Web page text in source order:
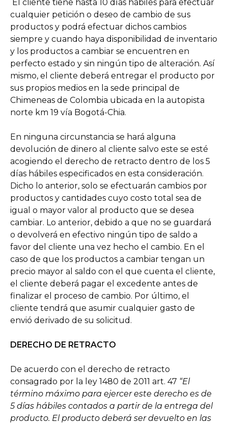
El cliente tiene hasta 10 días hábiles para efectuar
cualquier petición o deseo de cambio de sus
productos y podrá efectuar dichos cambios
siempre y cuando haya disponibilidad de inventario
y los productos a cambiar se encuentren en
perfecto estado y sin ningún tipo de alteración. Así
mismo, el cliente deberá entregar el producto por
sus propios medios en la sede principal de
Chimeneas de Colombia ubicada en la autopista
norte km 19 vía Bogotá-Chia.
En ninguna circunstancia se hará alguna
devolución de dinero al cliente salvo este se esté
acogiendo el derecho de retracto dentro de los 5
días hábiles especificados en esta consideración.
Dicho lo anterior, solo se efectuarán cambios por
productos y cantidades cuyo costo total sea de
igual o mayor valor al producto que se desea
cambiar. Lo anterior, debido a que no se guardará
o devolverá en efectivo ningún tipo de saldo a
favor del cliente una vez hecho el cambio. En el
caso de que los productos a cambiar tengan un
precio mayor al saldo con el que cuenta el cliente,
el cliente deberá pagar el excedente antes de
finalizar el proceso de cambio. Por último, el
cliente tendrá que asumir cualquier gasto de
envió derivado de su solicitud.
DERECHO DE RETRACTO
De acuerdo con el derecho de retracto
consagrado por la ley 1480 de 2011 art. 47 “El
término máximo para ejercer este derecho es de
5 días hábiles contados a partir de la entrega del
producto. El producto deberá ser devuelto en las